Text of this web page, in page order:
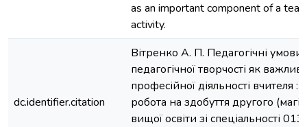
as an important component of a
activity.
dc.identifier.citation
Вітренко А. П. Педагогічні умови
педагогічної творчості як
професійної діяльності вчителя :
робота на здобуття другого
вищої освіти зі спеціальності